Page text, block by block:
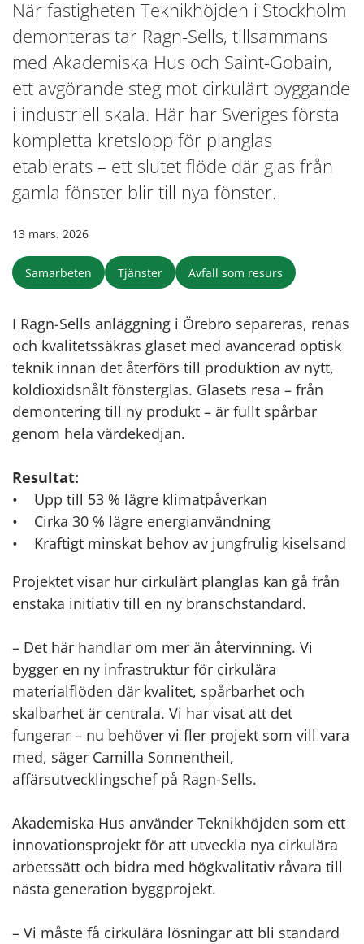
När fastigheten Teknikhöjden i Stockholm
demonteras tar Ragn-Sells, tillsammans
med Akademiska Hus och Saint-Gobain,
ett avgörande steg mot cirkulärt byggande
i industriell skala. Här har Sveriges första
kompletta kretslopp för planglas
etablerats – ett slutet flöde där glas från
gamla fönster blir till nya fönster.
13 mars. 2026
Samarbeten Tjänster Avfall som resurs
I Ragn-Sells anläggning i Örebro separeras, renas
och kvalitetssäkras glaset med avancerad optisk
teknik innan det återförs till produktion av nytt,
koldioxidsnålt fönsterglas. Glasets resa – från
demontering till ny produkt – är fullt spårbar
genom hela värdekedjan.
Resultat:
• Upp till 53 % lägre klimatpåverkan
• Cirka 30 % lägre energianvändning
• Kraftigt minskat behov av jungfrulig kiselsand
Projektet visar hur cirkulärt planglas kan gå från
enstaka initiativ till en ny branschstandard.
– Det här handlar om mer än återvinning. Vi
bygger en ny infrastruktur för cirkulära
materialflöden där kvalitet, spårbarhet och
skalbarhet är centrala. Vi har visat att det
fungerar – nu behöver vi fler projekt som vill vara
med, säger Camilla Sonnentheil,
affärsutvecklingschef på Ragn-Sells.
Akademiska Hus använder Teknikhöjden som ett
innovationsprojekt för att utveckla nya cirkulära
arbetssätt och bidra med högkvalitativ råvara till
nästa generation byggprojekt.
– Vi måste få cirkulära lösningar att bli standard